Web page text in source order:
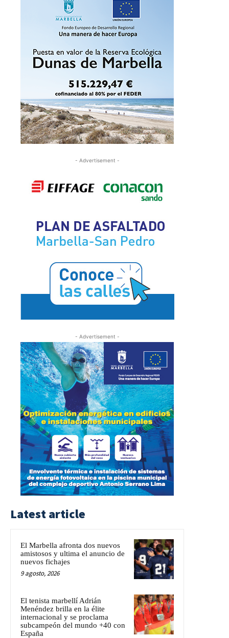
- Advertisement -
- Advertisement -
Latest article
El Marbella afronta dos nuevos
amistosos y ultima el anuncio de
nuevos fichajes
9 agosto, 2026
El tenista marbellí Adrián
Menéndez brilla en la élite
internacional y se proclama
subcampeón del mundo +40 con
España